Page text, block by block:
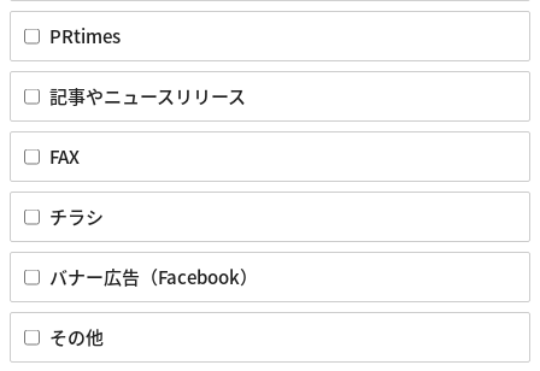
PRtimes
記事やニュースリリース
FAX
チラシ
バナー広告（Facebook）
その他